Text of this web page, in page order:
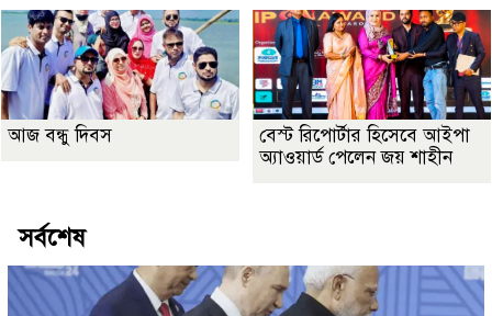
আজ বন্ধু দিবস
বেস্ট রিপোর্টার হিসেবে আইপা
অ্যাওয়ার্ড পেলেন জয় শাহীন
সর্বশেষ